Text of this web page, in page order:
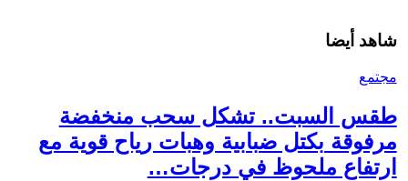
شاهد أيضا
مجتمع
طقس السبت.. تشكل سحب منخفضة
مرفوقة بكتل ضبابية وهبات رياح قوية مع
ارتفاع ملحوظ في درجات…